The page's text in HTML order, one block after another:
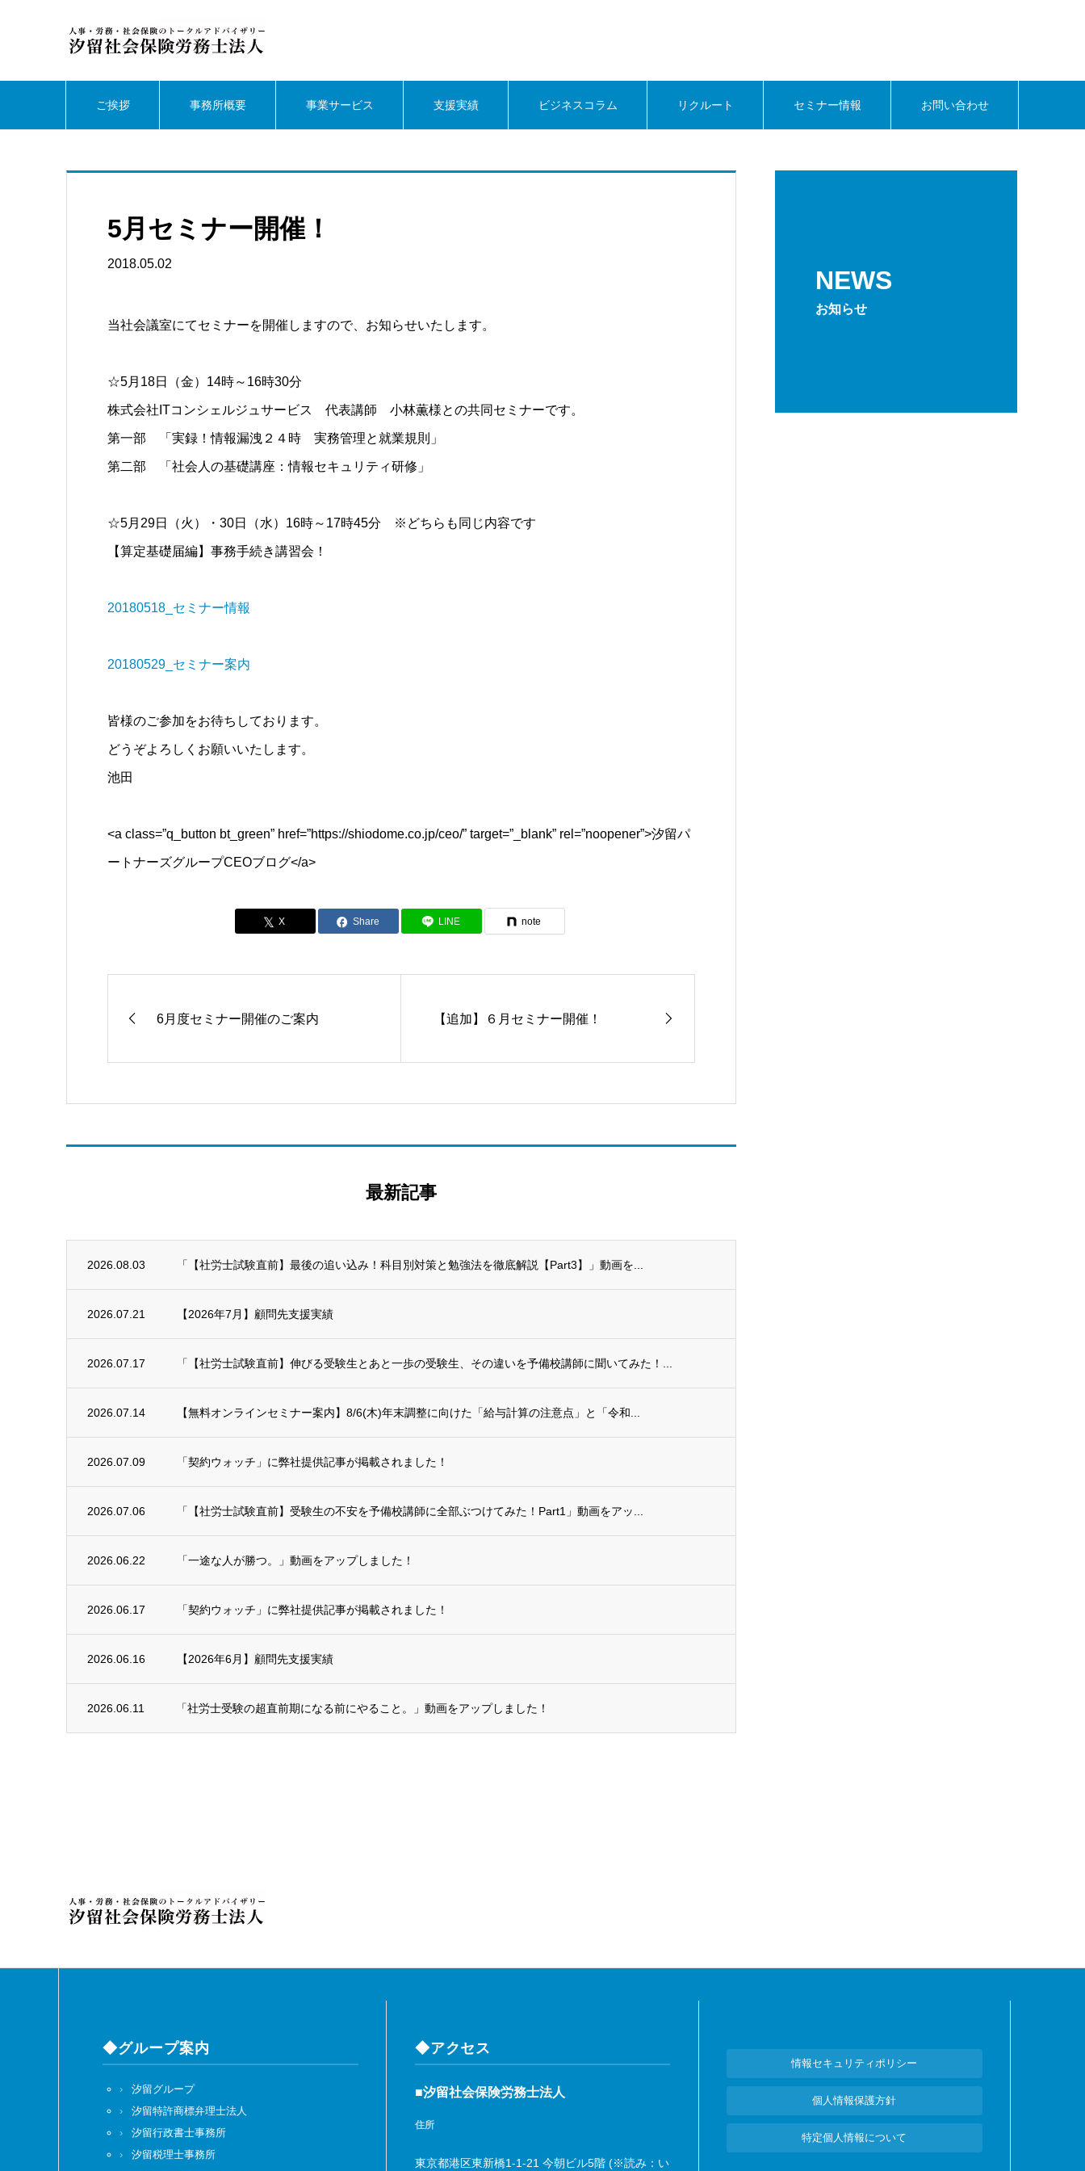
ご挨拶 事務所概要 事業サービス 支援実績 ビジネスコラム リクルート セミナー情報 お問い合わせ
NEWS
お知らせ
5月セミナー開催！
2018.05.02
当社会議室にてセミナーを開催しますので、お知らせいたします。
☆5月18日（金）14時～16時30分
株式会社ITコンシェルジュサービス 代表講師 小林薫様との共同セミナーです。
第一部 「実録！情報漏洩２４時 実務管理と就業規則」
第二部 「社会人の基礎講座：情報セキュリティ研修」
☆5月29日（火）・30日（水）16時～17時45分 ※どちらも同じ内容です
【算定基礎届編】事務手続き講習会！
20180518_セミナー情報
20180529_セミナー案内
皆様のご参加をお待ちしております。
どうぞよろしくお願いいたします。
池田
<a class=”q_button bt_green” href=”https://shiodome.co.jp/ceo/” target=”_blank” rel=”noopener”>汐留パ
ートナーズグループCEOブログ</a>
Share LINE note
6月度セミナー開催のご案内 【追加】６月セミナー開催！
最新記事
2026.08.03 「【社労士試験直前】最後の追い込み！科目別対策と勉強法を徹底解説【Part3】」動画を...
2026.07.21 【2026年7月】顧問先支援実績
2026.07.17 「【社労士試験直前】伸びる受験生とあと一歩の受験生、その違いを予備校講師に聞いてみた！...
2026.07.14 【無料オンラインセミナー案内】8/6(木)年末調整に向けた「給与計算の注意点」と「令和...
2026.07.09 「契約ウォッチ」に弊社提供記事が掲載されました！
2026.07.06 「【社労士試験直前】受験生の不安を予備校講師に全部ぶつけてみた！Part1」動画をアッ...
2026.06.22 「一途な人が勝つ。」動画をアップしました！
2026.06.17 「契約ウォッチ」に弊社提供記事が掲載されました！
2026.06.16 【2026年6月】顧問先支援実績
2026.06.11 「社労士受験の超直前期になる前にやること。」動画をアップしました！
◆グループ案内
汐留グループ
汐留特許商標弁理士法人
汐留行政書士事務所
汐留税理士事務所
◆アクセス
■汐留社会保険労務士法人
住所
東京都港区東新橋1-1-21 今朝ビル5階 (※読み：い
情報セキュリティポリシー
個人情報保護方針
特定個人情報について